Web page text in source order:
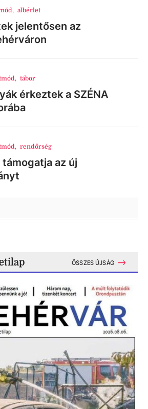
, albérlet
jelentősen az
, tábor
érkeztek a SZÉNA
, rendőrség
az új
ÖSSZES ÚJSÁG